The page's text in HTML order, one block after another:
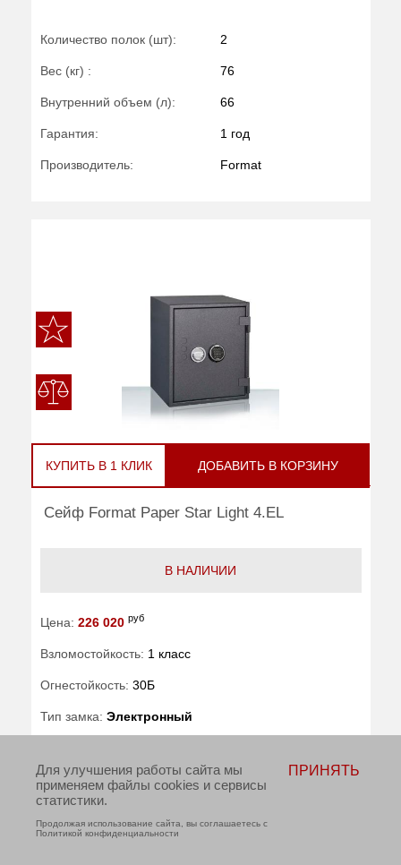
Количество полок (шт): 2
Вес (кг) : 76
Внутренний объем (л): 66
Гарантия: 1 год
Производитель: Format
КУПИТЬ В 1 КЛИК ДОБАВИТЬ В КОРЗИНУ
Сейф Format Paper Star Light 4.EL
В НАЛИЧИИ
Цена: 226 020 руб
Взломостойкость: 1 класс
Огнестойкость: 30Б
Тип замка: Электронный
Вес (кг) : 96
Внутренний объем (л): 64
Для улучшения работы сайта мы
применяем файлы cookies и сервисы
статистики.
Продолжая использование сайта, вы соглашаетесь с
Политикой конфиденциальности
ПРИНЯТЬ